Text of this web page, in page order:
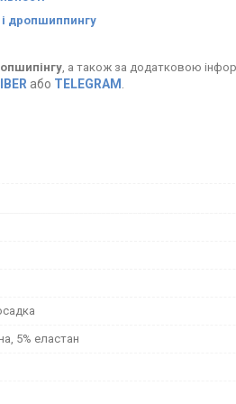
і дропшиппингу
, а також за додатковою
або TELEGRAM
5% еластан